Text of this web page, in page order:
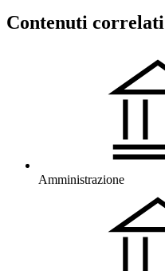
Contenuti correlati
Amministrazione